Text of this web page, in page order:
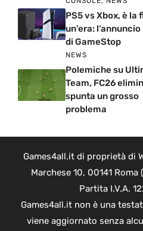
PS5 vs Xbox, è la
un’era:
di GameStop
NEWS
Polemiche su
Team, FC26
spunta un grosso
problema
Games4all.it di proprietà di
Marchese 10, 00141
Partita I.V.A.
Games4all.it non è una
viene aggiornato senza